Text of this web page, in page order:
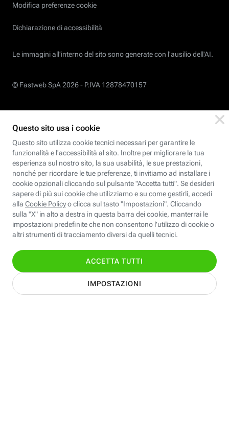
Modifica preferenze cookie
Dichiarazione di accessibilità
Le immagini all’interno del sito sono generate con l'ausilio dell'AI.
© Fastweb SpA 2026 - P.IVA 12878470157